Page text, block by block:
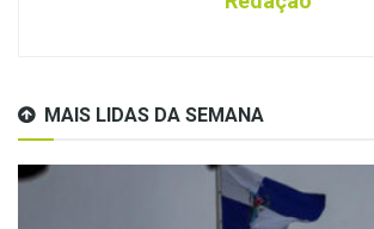
MAIS LIDAS DA SEMANA